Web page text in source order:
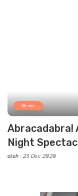
News
Abracadabra!
Night
Posted
oleh 23 Dec 2020